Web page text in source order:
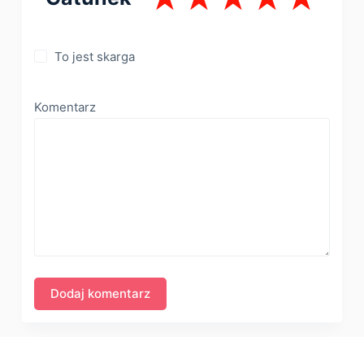
To jest skarga
Komentarz